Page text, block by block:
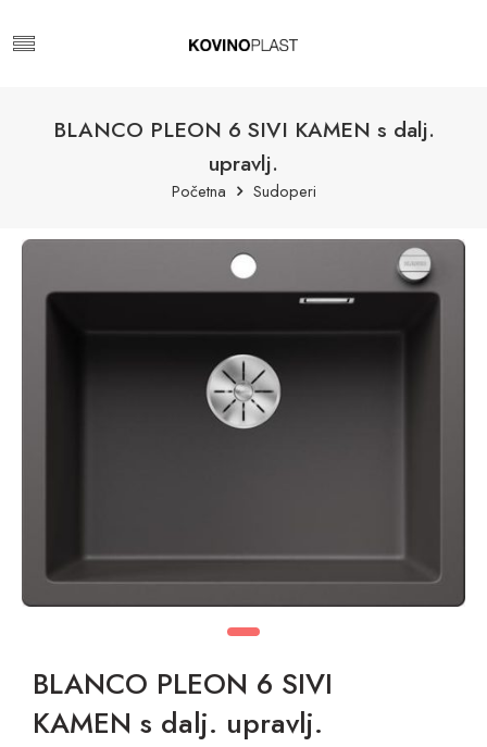
BLANCO PLEON 6 SIVI KAMEN s dalj.
upravlj.
Početna Sudoperi
BLANCO PLEON 6 SIVI
KAMEN s dalj. upravlj.